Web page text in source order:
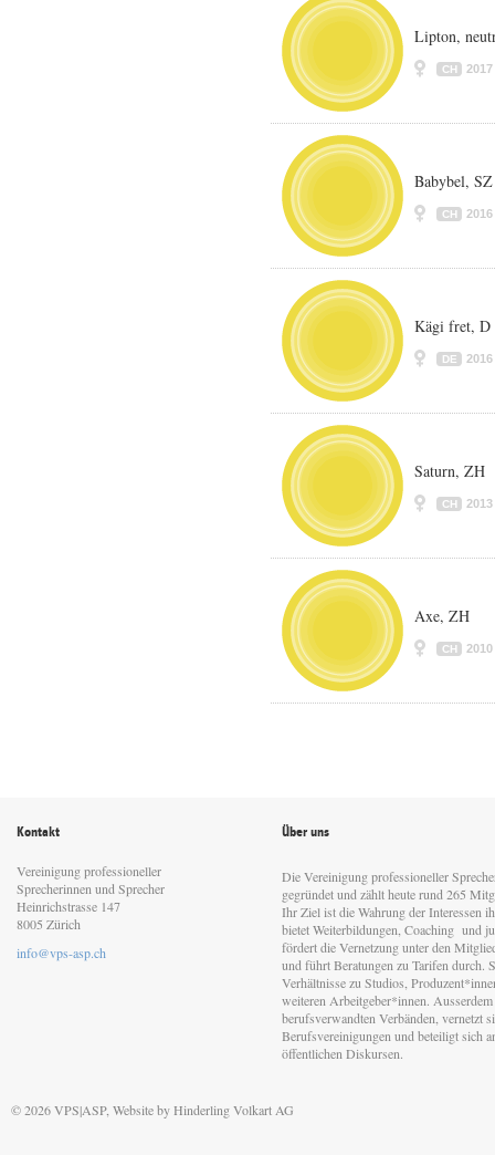
Lipton,
CH 2017
Babybel, SZ
CH 2016
Kägi fret, D
DE 2016
Saturn, ZH
CH 2013
Axe, ZH
CH 2010
Kontakt
Vereinigung professioneller
Sprecherinnen und Sprecher
Heinrichstrasse 147
8005 Zürich
info@vps-asp.ch
Über uns
Die Vereinigung professioneller
gegründet und zählt heute rund 265
Ihr Ziel ist die Wahrung der Interessen
bietet Weiterbildungen, Coaching und
fördert die Vernetzung unter den
und führt Beratungen zu Tarifen durch.
Verhältnisse zu Studios,
weiteren Arbeitgeber*innen.
berufsverwandten Verbänden, vernetzt
Berufsvereinigungen und beteiligt sich
öffentlichen Diskursen.
© 2026 VPS|ASP, Website byHinderling Volkart AG